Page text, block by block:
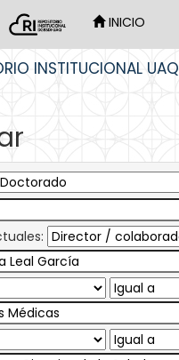
INICIO
INSTITUCIONAL UAQ